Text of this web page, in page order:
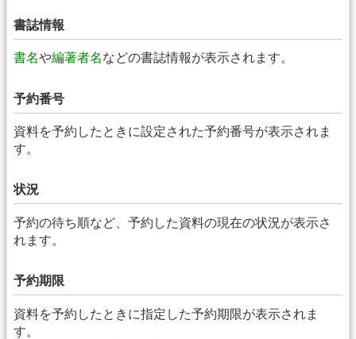
書誌情報
書名や編著者名などの書誌情報が表示されます。
予約番号
資料を予約したときに設定された予約番号が表示されま
す。
状況
予約の待ち順など、予約した資料の現在の状況が表示さ
れます。
予約期限
資料を予約したときに指定した予約期限が表示されま
す。